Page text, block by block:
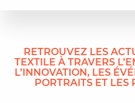
RETROUVEZ LES
TEXTILE À TRAVERS
L’INNOVATION, LES
PORTRAITS ET LES